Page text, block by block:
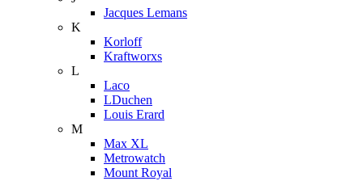
Jacques Lemans
K
Korloff
Kraftworxs
L
Laco
LDuchen
Louis Erard
M
Max XL
Metrowatch
Mount Royal